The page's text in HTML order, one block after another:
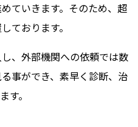
ていきます。そのため、超
ております。
、外部機関への依頼では数
事ができ、素早く診断、治
す。